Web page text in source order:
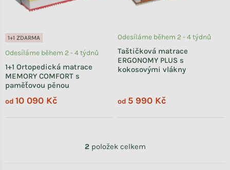
1+1 ZDARMA
1+1 Ortopedická matrace
MEMORY COMFORT s
paměťovou pěnou
Odesíláme během 2 - 4 týdnů
od 10 090 Kč
Taštičková matrace
ERGONOMY PLUS s
kokosovými vlákny
Odesíláme během 2 - 4 týdnů
od 5 990 Kč
2položek celkem